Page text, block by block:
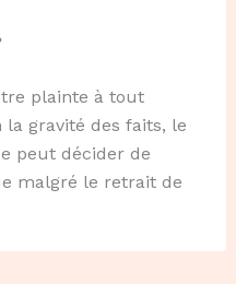
plainte à tout
la gravité des faits, le
peut décider de
malgré le retrait de